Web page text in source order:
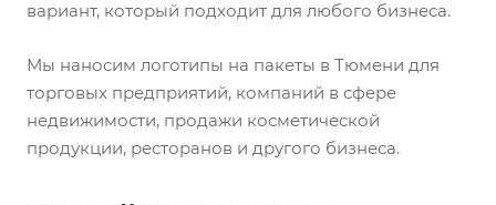
вариант, который подходит для любого бизнеса.
Мы наносим логотипы на пакеты в Тюмени для
торговых предприятий, компаний в сфере
недвижимости, продажи косметической
продукции, ресторанов и другого бизнеса.